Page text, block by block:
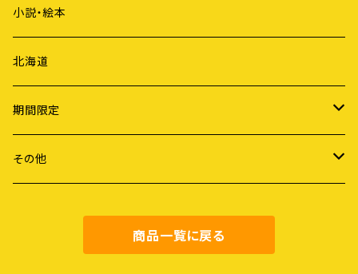
歴史
国際社会
ライフスタイル
労働
俳句
詩
小説・絵本
北海道
期間限定
謝恩セール
その他
商品一覧に戻る